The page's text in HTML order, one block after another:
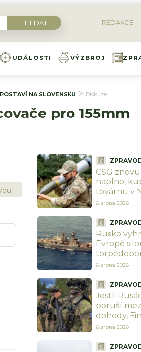
REDAKCE
UDÁLOSTI VÝZBROJ
NA SLOVENSKU Diskuze
pro 155mm
CSG
naplno,
továrnu v
Investuje
munice
6. srpna 2026
Rusko
Evropě
Německa
chránilo
6. srpna 2026
Jestli
poruší
dohody,
připraveni.
schovají
6. srpna 2026